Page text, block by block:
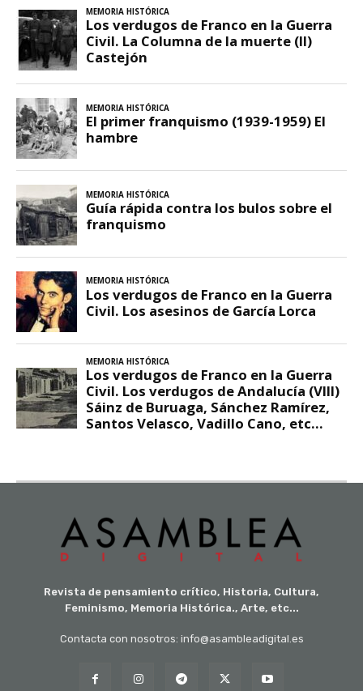
Revista de pensamiento crítico, Historia, Cultura,
Feminismo, Memoria Histórica., Arte, etc...
Contacta con nosotros: info@asambleadigital.es